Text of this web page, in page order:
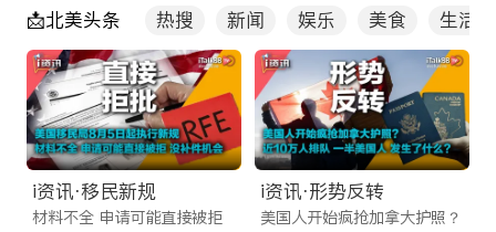
相比市面上其他不稳定的海外看剧app，我们的应用程序拥有以
下核心优势：
多端同步：无论是在电脑、平板还是手机上，您的观看记录实时
同步，随时随地续播。
离线缓存：作为一款贴心的免费电视剧app，我们支持视频下载
功能，让您在通勤、飞行或无网络环境下也能畅享海外华人影视
📩北美头条 热搜 新闻 娱乐 美食 生活
i资讯·移民新规
材料不全 申请可能直接被拒
i资讯·形势反转
美国人开始疯抢加拿大护照？